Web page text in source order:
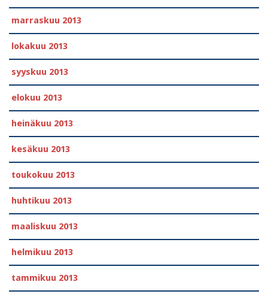
marraskuu 2013
lokakuu 2013
syyskuu 2013
elokuu 2013
heinäkuu 2013
kesäkuu 2013
toukokuu 2013
huhtikuu 2013
maaliskuu 2013
helmikuu 2013
tammikuu 2013